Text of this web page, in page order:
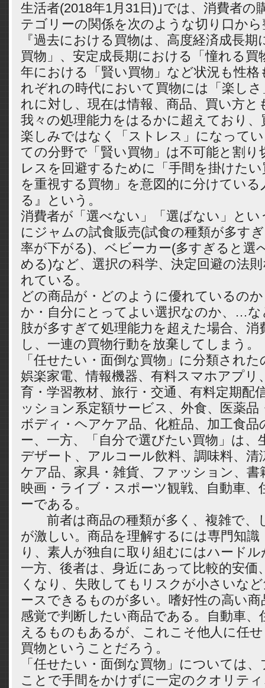
生活者(2018年1月31日)｣では、消費者の
テゴリーの関係を次のような切り口か
『過去における買物は、高度経済成長
買物」、安定成長期における「憧れる買
年における「賢い買物」など状況も性
れぞれの時代において買物には「楽し
れに対し、現在は情報、商品、買い方と
我々の処理能力をはるかに超えており
楽しみではなく「ストレス」になって
ての分野で「賢い買物」は不可能と割
レスを回避するために「手間を掛けた
を重視する買物」を意図的に分けている
る』という。
消費者が「選べない」「選ばない」と
にジャムの試食販売(試食の種類が多す
率が下がる)、ベビーカー(多すぎると選
める)など、選択の科学、決定回避の法
れている。
どの商品が・どのように優れているの
か・自分にとってよい選択なのか、…な
肢が多すぎて処理能力を超えた場合、消
し、一連の買物行動を放棄してしまう。
「任せたい・面倒な買物」に分類され
娯楽家電、情報機器、有料スマホアプリ
育・学習教材、旅行・交通、有料定期配
ッション系定額サービス、外食、医薬品
ボディ・ヘアケア品、化粧品、加工食品
ー、一方、「自分で選びたい買物」は、
デザート、アルコール飲料、調味料、清
ケア品、家具・雑貨、ファッション、書
映画・ライブ・スポーツ観戦、自動車、
ーである。
前者は商品の種類が多く、複雑で、
が激しい。商品を理解するには専門知識
り、素人が独自に取り組むにはハードル
一方、後者は、身近にあって比較的安価
くなり、失敗してもリスクが小さいな
ースできるものが多い。嗜好性の高い
感覚で判断したい商品である。自動車、
えるものもあるが、これこそ他人に任
買物ということだろう。
「任せたい・面倒な買物」については
ことで手間をかけずに一定のクオリテ